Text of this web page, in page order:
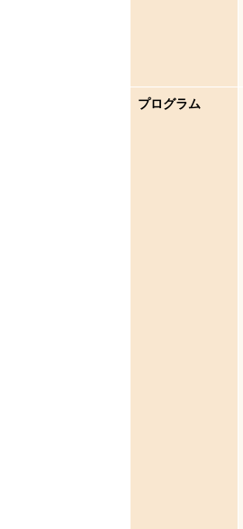
プログラム